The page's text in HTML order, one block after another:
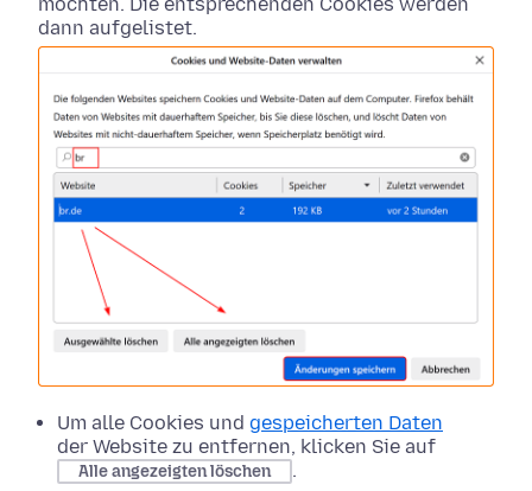
möchten. Die entsprechenden Cookies werden
dann aufgelistet.
Um alle Cookies und gespeicherten Daten
der Website zu entfernen, klicken Sie auf
Alle angezeigten löschen
.